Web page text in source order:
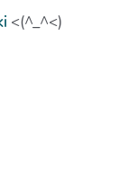
<(^_^<)